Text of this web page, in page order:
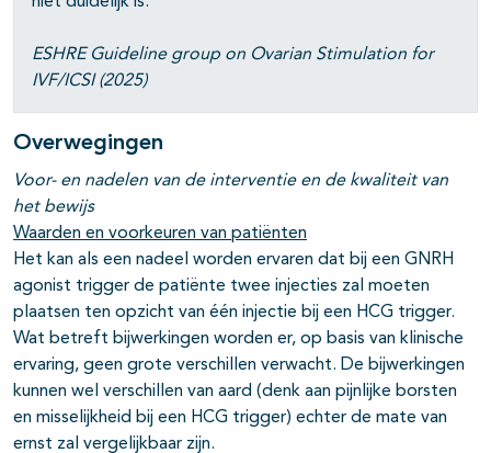
ESHRE Guideline group on Ovarian Stimulation for
IVF/ICSI (2025)
Overwegingen
Voor- en nadelen van de interventie en de kwaliteit van
het bewijs
Waarden en voorkeuren van patiënten
Het kan als een nadeel worden ervaren dat bij een GNRH
agonist trigger de patiënte twee injecties zal moeten
plaatsen ten opzicht van één injectie bij een HCG trigger.
Wat betreft bijwerkingen worden er, op basis van klinische
ervaring, geen grote verschillen verwacht. De bijwerkingen
kunnen wel verschillen van aard (denk aan pijnlijke borsten
en misselijkheid bij een HCG trigger) echter de mate van
ernst zal vergelijkbaar zijn.